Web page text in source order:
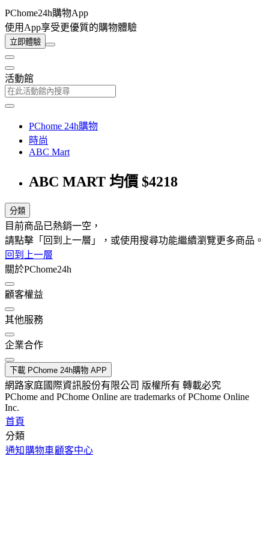
PChome24h購物App
使用App享受更優質的購物體驗
立即體驗
活動館
PChome 24h購物
時尚
ABC Mart
ABC MART 均價 $4218
分類
目前商品已熱銷一空，
請點擊「回到上一層」，或使用搜尋功能繼續瀏覽更多商品。
回到上一層
關於PChome24h
顧客權益
其他服務
企業合作
下載 PChome 24h購物 APP
網路家庭國際資訊股份有限公司 版權所有 轉載必究
PChome and PChome Online are trademarks of PChome Online
Inc.
首頁
分類
通知 購物車顧客中心